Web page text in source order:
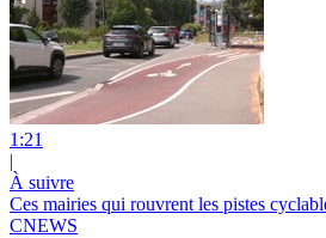
1:21
|
À suivre
Ces mairies qui rouvrent les pistes
CNEWS